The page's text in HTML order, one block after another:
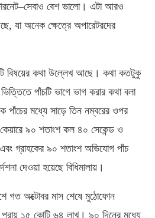
বেশ ভালো। এটা আরও
যা অনেক ক্ষেত্রে অপারেটরদের
বিষয়ের কথা উল্লেখ আছে। কথা কতটুকু
পাঁচটি ভাগে ভাগ করার কথা বলা
পাঁচের মধ্যে সাড়ে তিন নম্বরের ওপর
৯০ শতাংশ কল ৪০ সেকেন্ড ও
গ্রাহকের ৯০ শতাংশ অভিযোগ পাঁচ
দেওয়া হয়েছে বিধিমালায়।
গত অক্টোবর মাস শেষে মুঠোফোন
প্রায় ১৫ কোটি ৬৪ লাখ। ৯০ দিনের মধ্যে